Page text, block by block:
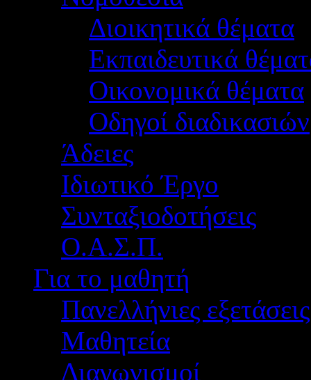
Διοικητικά θέματα
Εκπαιδευτικά
Οικονομικά θέματα
Οδηγοί διαδικασιών
Άδειες
Ιδιωτικό Έργο
Συνταξιοδοτήσεις
Ο.Α.Σ.Π.
Για το μαθητή
Πανελλήνιες εξετάσεις
Μαθητεία
Διαγωνισμοί